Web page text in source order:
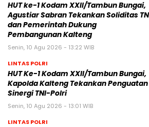
HUT ke-1 Kodam XXII/Tambun Bungai,
Agustiar Sabran Tekankan Soliditas
dan Pemerintah Dukung
Pembangunan Kalteng
Senin, 10 Agu 2026 - 13:22 WIB
LINTAS POLRI
HUT Ke-1 Kodam XXII/Tambun Bungai,
Kapolda Kalteng Tekankan Penguatan
Sinergi TNI-Polri
Senin, 10 Agu 2026 - 13:01 WIB
LINTAS POLRI